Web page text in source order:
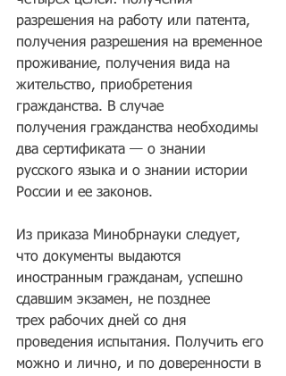
разрешения на работу или патента,
получения разрешения на временное
проживание, получения вида на
жительство, приобретения
гражданства. В случае
получения гражданства необходимы
два сертификата — о знании
русского языка и о знании истории
России и ее законов.
Из приказа Минобрнауки следует,
что документы выдаются
иностранным гражданам, успешно
сдавшим экзамен, не позднее
трех рабочих дней со дня
проведения испытания. Получить его
можно и лично, и по доверенности в